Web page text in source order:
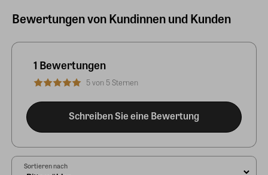
Bewertungen von Kundinnen und Kunden
1 Bewertungen
5 von 5 Sternen
Schreiben Sie eine Bewertung
Sortieren nach